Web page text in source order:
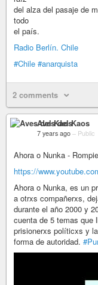
del alza del pasaje de
todo
el país.
Radio Berlín. Chile
#Chile #anarquista
2 comments
Aves del Kaos
7 years ago – Public
Ahora o Nunka -
https://
Ahora o Nunka, es un
a otrxs compañerxs,
durante el año 2000 y
cuenta de 5 temas que
prisionerxs políticxs y
forma de autoridad.